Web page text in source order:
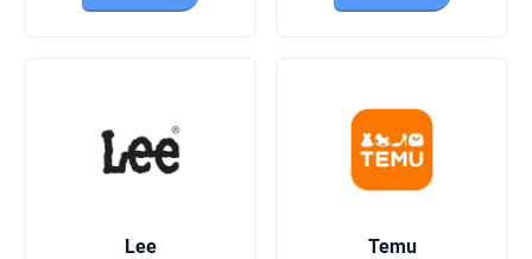
Lee Temu